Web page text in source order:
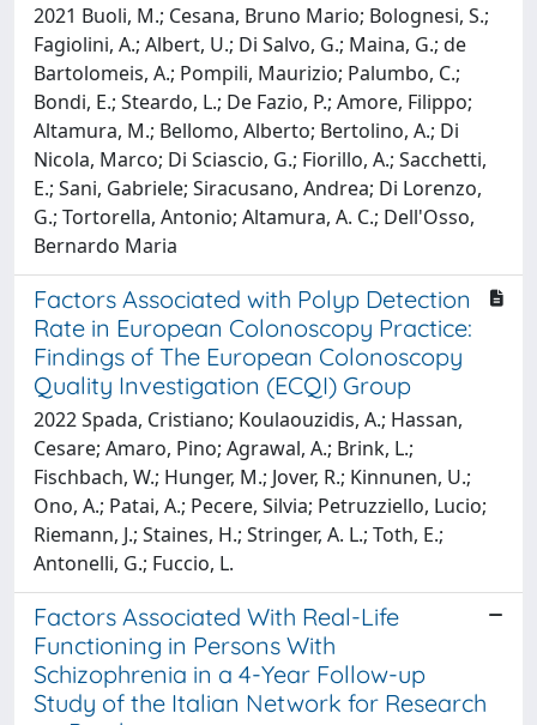
2021 Buoli, M.; Cesana, Bruno Mario; Bolognesi, S.;
Fagiolini, A.; Albert, U.; Di Salvo, G.; Maina, G.; de
Bartolomeis, A.; Pompili, Maurizio; Palumbo, C.;
Bondi, E.; Steardo, L.; De Fazio, P.; Amore, Filippo;
Altamura, M.; Bellomo, Alberto; Bertolino, A.; Di
Nicola, Marco; Di Sciascio, G.; Fiorillo, A.; Sacchetti,
E.; Sani, Gabriele; Siracusano, Andrea; Di Lorenzo,
G.; Tortorella, Antonio; Altamura, A. C.; Dell'Osso,
Bernardo Maria
Factors Associated with Polyp Detection
Rate in European Colonoscopy Practice:
Findings of The European Colonoscopy
Quality Investigation (ECQI) Group
2022 Spada, Cristiano; Koulaouzidis, A.; Hassan,
Cesare; Amaro, Pino; Agrawal, A.; Brink, L.;
Fischbach, W.; Hunger, M.; Jover, R.; Kinnunen, U.;
Ono, A.; Patai, A.; Pecere, Silvia; Petruzziello, Lucio;
Riemann, J.; Staines, H.; Stringer, A. L.; Toth, E.;
Antonelli, G.; Fuccio, L.
Factors Associated With Real-Life
Functioning in Persons With
Schizophrenia in a 4-Year Follow-up
Study of the Italian Network for Research